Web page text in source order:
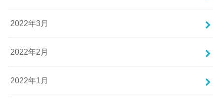
2022年3月
2022年2月
2022年1月